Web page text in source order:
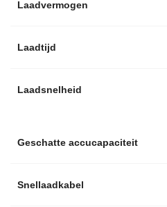
Laadvermogen
Laadtijd
Laadsnelheid
Geschatte accucapaciteit
Snellaadkabel